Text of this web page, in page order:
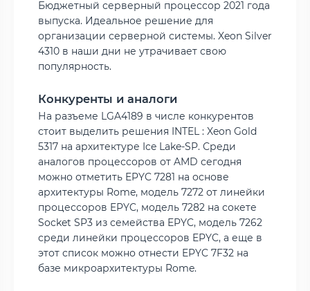
Бюджетный серверный процессор 2021 года
выпуска. Идеальное решение для
организации серверной системы. Xeon Silver
4310 в наши дни не утрачивает свою
популярность.
Конкуренты и аналоги
На разъеме LGA4189 в числе конкурентов
стоит выделить решения INTEL : Xeon Gold
5317 на архитектуре Ice Lake-SP. Среди
аналогов процессоров от AMD сегодня
можно отметить EPYC 7281 на основе
архитектуры Rome, модель 7272 от линейки
процессоров EPYC, модель 7282 на сокете
Socket SP3 из семейства EPYC, модель 7262
среди линейки процессоров EPYC, а еще в
этот список можно отнести EPYC 7F32 на
базе микроархитектуры Rome.